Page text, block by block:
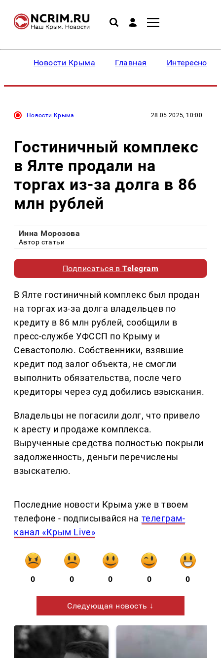
Новости Крыма Главная Интересное
Новости Крыма 28.05.2025, 10:00
Гостиничный комплекс
в Ялте продали на
торгах из-за долга в 86
млн рублей
Инна Морозова
Автор статьи
Подписаться вTelegram
В Ялте гостиничный комплекс был продан
на торгах из-за долга владельцев по
кредиту в 86 млн рублей, сообщили в
пресс-службе УФССП по Крыму и
Севастополю. Собственники, взявшие
кредит под залог объекта, не смогли
выполнить обязательства, после чего
кредиторы через суд добились взыскания.
Владельцы не погасили долг, что привело
к аресту и продаже комплекса.
Вырученные средства полностью покрыли
задолженность, деньги перечислены
взыскателю.
Последние новости Крыма уже в твоем
телефоне - подписывайся на телеграм-
канал «Крым Live»
0 0 0 0 0
Следующая новость ↓